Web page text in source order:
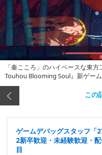
「秦こころ」のハイペースな東
Touhou Blooming Soul』新ゲー
この
ゲームデバッグスタッフ「
2新卒歓迎・未経験歓迎・
目